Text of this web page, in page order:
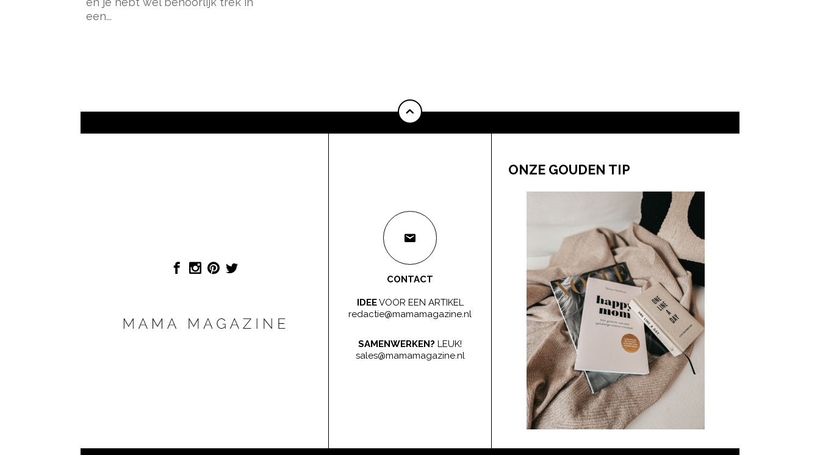
een...
CONTACT
IDEEVOOR EEN ARTIKEL
redactie@mamamagazine.nl
SAMENWERKEN? LEUK!
sales@mamamagazine.nl
ONZE GOUDEN TIP